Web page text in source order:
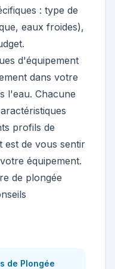
: type de
eaux froides),
d'équipement
dans votre
l'eau. Chacune
profils de
est de vous sentir
équipement.
de plongée
de Plongée